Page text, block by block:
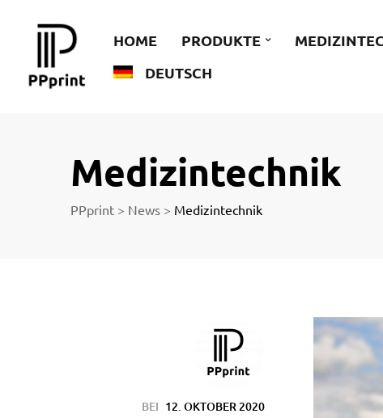
HOME PRODUKTE
DEUTSCH
Medizintechnik
PPprint > News > Medizintechnik
BEI 12. OKTOBER 2020